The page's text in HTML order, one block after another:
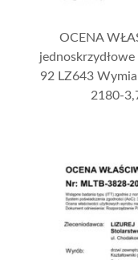
OCENA
92 LZ643
2180-